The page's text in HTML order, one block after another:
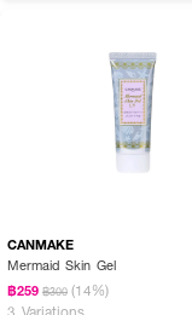
CANMAKE
Mermaid Skin Gel
฿259 ฿300 (14%)
3 Variations